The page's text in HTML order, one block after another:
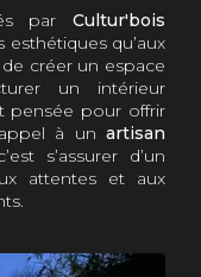
par Cultur'bois
qu’aux
de créer un espace
un intérieur
pensée pour offrir
à un artisan
s’assurer d’un
attentes et aux